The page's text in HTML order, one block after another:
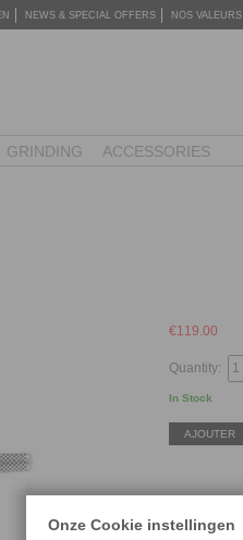
NEWS & SPECIAL OFFERS NOS VALEURS
GRINDING ACCESSORIES
€119.00
Quantity:
In Stock
AJOUTER